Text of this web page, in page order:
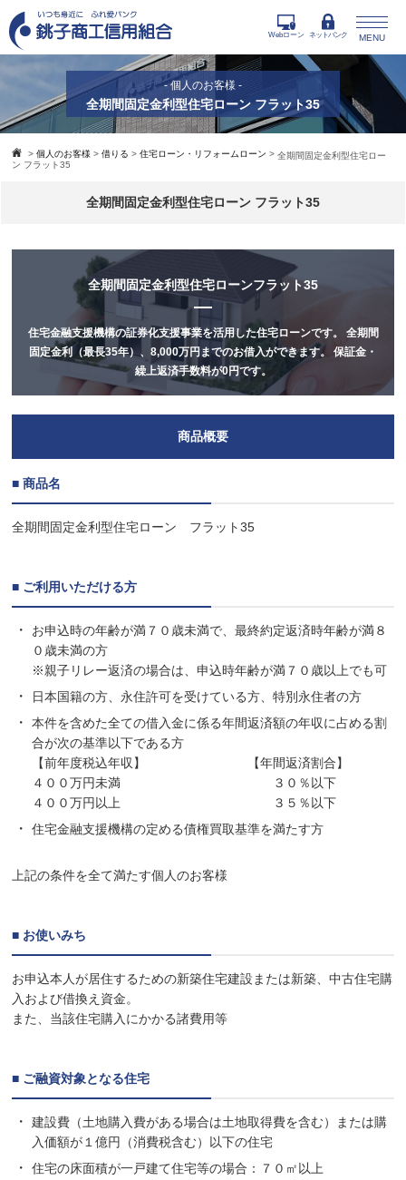
MENU
Webローン ネットバンク
- 個人のお客様 -
全期間固定金利型住宅ローン フラット35
>個人のお客様 >借りる >住宅ローン・リフォームローン >全期間固定金利型住宅ロー
ン フラット35
全期間固定金利型住宅ローン フラット35
全期間固定金利型住宅ローンフラット35
住宅金融支援機構の証券化支援事業を活用した住宅ローンです。
全期間
固定金利（最長35年）、8,000万円までのお借入ができます。
保証金・
繰上返済手数料が0円です。
商品概要
■ 商品名
全期間固定金利型住宅ローン フラット35
■ ご利用いただける方
お申込時の年齢が満７０歳未満で、最終約定返済時年齢が満８
０歳未満の方
※親子リレー返済の場合は、申込時年齢が満７０歳以上でも可
日本国籍の方、永住許可を受けている方、特別永住者の方
本件を含めた全ての借入金に係る年間返済額の年収に占める割
合が次の基準以下である方
【前年度税込年収】 【年間返済割合】
４００万円未満 ３０％以下
４００万円以上 ３５％以下
住宅金融支援機構の定める債権買取基準を満たす方
上記の条件を全て満たす個人のお客様
■ お使いみち
お申込本人が居住するための新築住宅建設または新築、中古住宅購
入および借換え資金。
また、当該住宅購入にかかる諸費用等
■ ご融資対象となる住宅
建設費（土地購入費がある場合は土地取得費を含む）または購
入価額が１億円（消費税含む）以下の住宅
住宅の床面積が一戸建て住宅等の場合：７０㎡以上